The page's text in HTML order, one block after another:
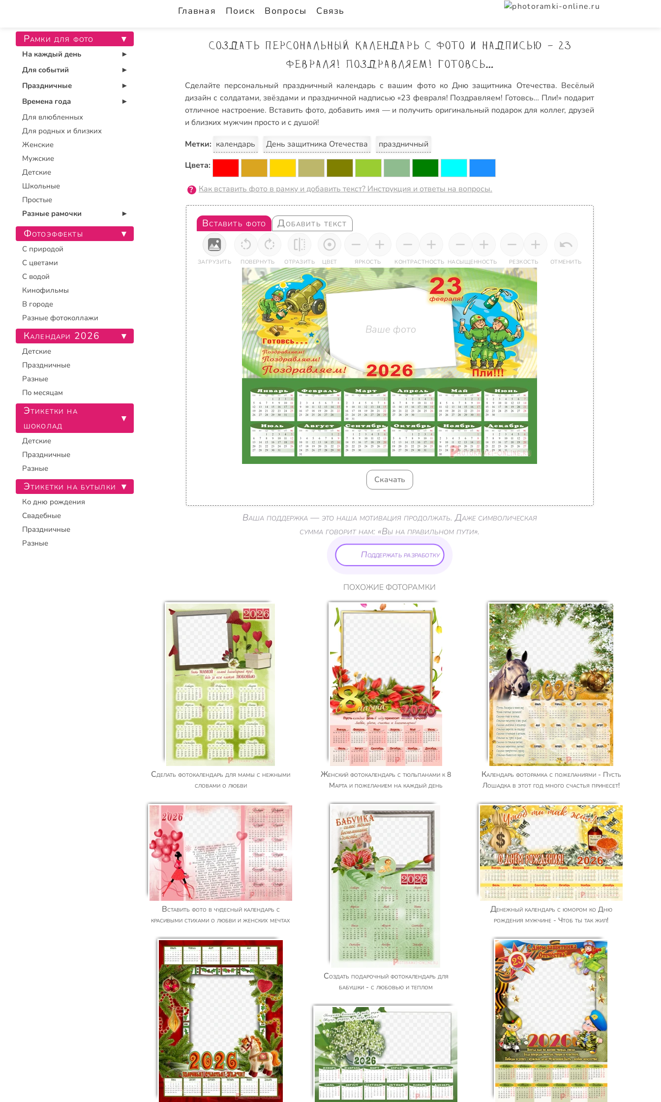
Главная Поиск Вопросы Связь
Создать персональный календарь с фото и надписью - 23
февраля! Поздравляем! Готовсь…
Сделайте персональный праздничный календарь с вашим фото ко Дню защитника Отечества. Весёлый
дизайн с солдатами, звёздами и праздничной надписью «23 февраля! Поздравляем! Готовсь… Пли!» подарит
отличное настроение. Вставить фото, добавить имя — и получить оригинальный подарок для коллег, друзей
и близких мужчин просто и с душой!
Метки: календарь День защитника Отечества
праздничный
Цвета:
Как вставить фото в рамку и добавить текст? Инструкция и ответы на вопросы.
Вставить фото Добавить текст
ЗАГРУЗИТЬ ПОВЕРНУТЬ ОТРАЗИТЬ ЦВЕТ ЯРКОСТЬ КОНТРАСТНОСТЬ НАСЫЩЕННОСТЬ РЕЗКОСТЬ ОТМЕНИТЬ
Ваше фото
Скачать
Ваша поддержка — это наша мотивация продолжать. Даже символическая
сумма говорит нам: «Вы на правильном пути».
Поддержать разработку
ПОХОЖИЕ ФОТОРАМКИ
Сделать фотокалендарь для мамы с нежными
словами о любви
Женский фотокалендарь с тюльпанами к 8
Марта и пожеланием на каждый день
Календарь фоторамка с пожеланиями - Пусть
Лошадка в этот год много счастья принесет!
Вставить фото в чудесный календарь с
красивыми стихами о любви и женских мечтах
Создать подарочный фотокалендарь для
бабушки - с любовью и теплом
Денежный календарь с юмором ко Дню
рождения мужчине - Чтоб ты так жил!
Рамки для фото ▾
На каждый день ▾
Для событий ▾
Праздничные ▾
Времена года ▾
Для влюбленных
Для родных и близких
Женские
Мужские
Детские
Школьные
Простые
Разные рамочки
▾
Фотоэффекты ▾
С природой
С цветами
С водой
Кинофильмы
В городе
Разные фотоколлажи
Календари 2026 ▾
Детские
Праздничные
Разные
По месяцам
Этикетки на
шоколад
▾
Детские
Праздничные
Разные
Этикетки на бутылки ▾
Ко дню рождения
Свадебные
Праздничные
Разные